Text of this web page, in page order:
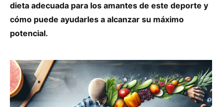
dieta adecuada para los amantes de este deporte y
cómo puede ayudarles a alcanzar su máximo
potencial.